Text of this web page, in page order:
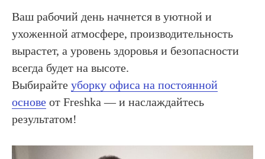
Ваш рабочий день начнется в уютной и
ухоженной атмосфере, производительность
вырастет, а уровень здоровья и безопасности
всегда будет на высоте.
Выбирайте уборку офиса на постоянной
основе от Freshka — и наслаждайтесь
результатом!